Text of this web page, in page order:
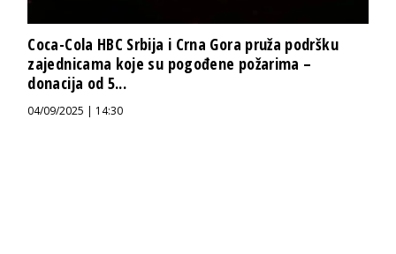
Coca-Cola HBC Srbija i Crna Gora pruža podršku
zajednicama koje su pogođene požarima –
donacija od 5...
04/09/2025 | 14:30